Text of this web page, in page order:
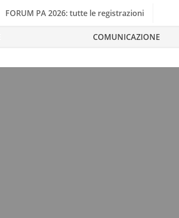
FORUM PA 2026: tutte le registrazioni
COMUNICAZIONE